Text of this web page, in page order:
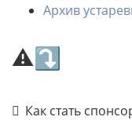
Архив
⚠⤵
Как стать